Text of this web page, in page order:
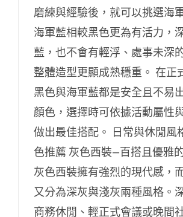
磨練與經驗後，就可以挑選海
海軍藍相較黑色更為有活力，
藍，也不會有輕浮、處事未深
整體造型更顯成熟穩重。 在正
黑色與海軍藍都是安全且不易
顏色，選擇時可依據活動屬性
做出最佳搭配。 日常與休閒風
色推薦 灰色西裝—百搭且優雅
灰色西裝擁有強烈的現代感，
又分為深灰與淺灰兩種風格。
商務休閒、輕正式會議或晚間